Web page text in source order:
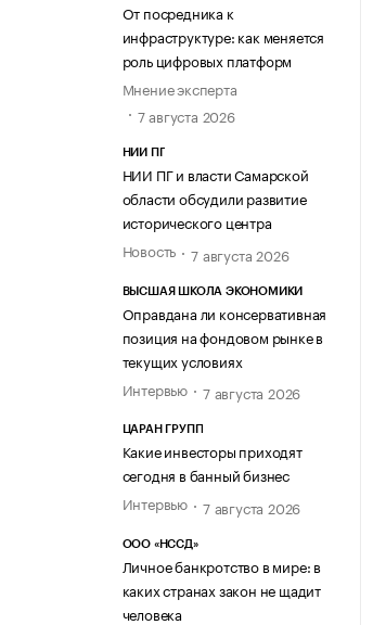
От посредника к
инфраструктуре: как меняется
роль цифровых платформ
Мнение эксперта
7 августа 2026
НИИ ПГ
НИИ ПГ и власти Самарской
области обсудили развитие
исторического центра
Новость
7 августа 2026
ВЫСШАЯ ШКОЛА ЭКОНОМИКИ
Оправдана ли консервативная
позиция на фондовом рынке в
текущих условиях
Интервью
7 августа 2026
ЦАРАН ГРУПП
Какие инвесторы приходят
сегодня в банный бизнес
Интервью
7 августа 2026
ООО «НССД»
Личное банкротство в мире: в
каких странах закон не щадит
человека